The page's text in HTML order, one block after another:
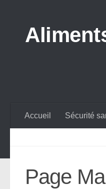
Accueil Sécurité
Page